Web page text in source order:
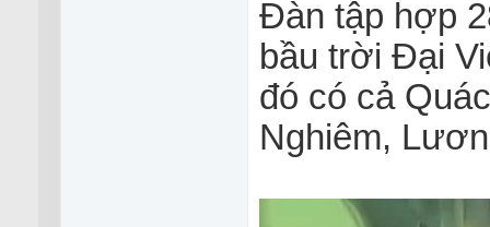
Đàn tập hợp
bầu trời Đại
đó có cả
Nghiêm,